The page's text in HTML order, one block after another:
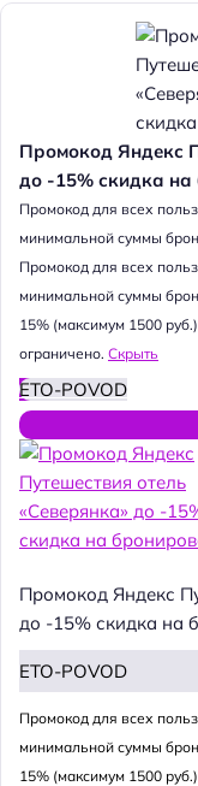
Промокод Яндекс
до -15% скидка
Промокод для всех
минимальной суммы
Промокод для всех
минимальной суммы
15% (максимум 1500
ограничено. Скрыть
ETO-POVOD
Промокод Яндекс
до -15% скидка на
ETO-POVOD
Промокод для всех
минимальной суммы
15% (максимум 1500